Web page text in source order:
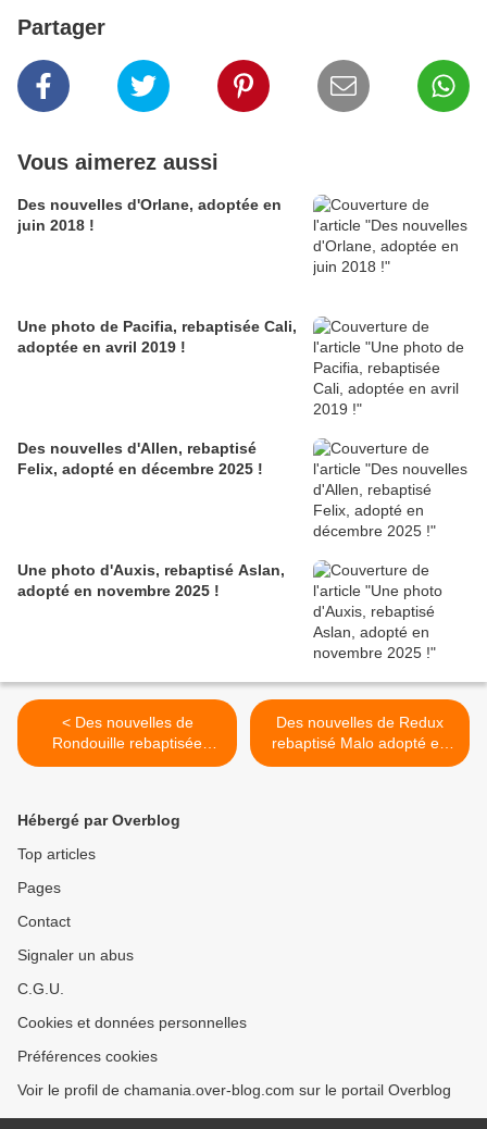
Partager
Vous aimerez aussi
Des nouvelles d'Orlane, adoptée en
juin 2018 !
Une photo de Pacifia, rebaptisée Cali,
adoptée en avril 2019 !
Des nouvelles d'Allen, rebaptisé
Felix, adopté en décembre 2025 !
Une photo d'Auxis, rebaptisé Aslan,
adopté en novembre 2025 !
< Des nouvelles de
Rondouille rebaptisée
Wendy adoptée en août
Des nouvelles de Redux
rebaptisé Malo adopté en
octobre 2020 ! >
Hébergé par Overblog
Top articles
Pages
Contact
Signaler un abus
C.G.U.
Cookies et données personnelles
Préférences cookies
Voir le profil de chamania.over-blog.com sur le portail Overblog